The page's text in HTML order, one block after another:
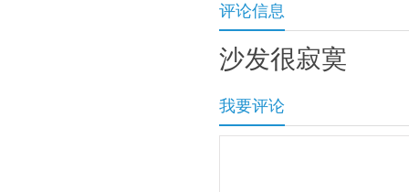
评论信息
沙发很寂寞
我要评论